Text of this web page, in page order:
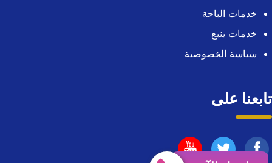
خدمات الباحة
خدمات ينبع
سياسة الخصوصية
تابعنا على
تابعنا تابعنا تابعنا